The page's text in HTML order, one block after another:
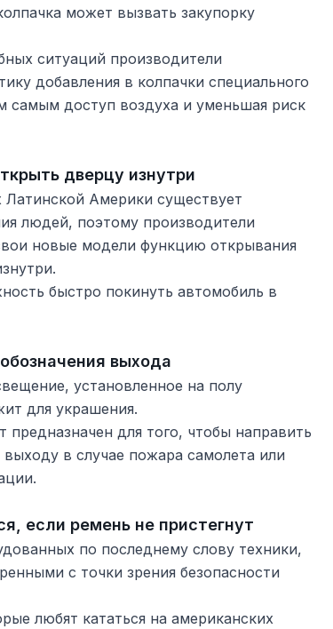
может вызвать закупорку
ситуаций производители
добавления в колпачки специального
самым доступ воздуха и уменьшая риск
дверцу изнутри
Америки существует
людей, поэтому производители
новые модели функцию открывания
быстро покинуть автомобиль в
выхода
установленное на полу
для украшения.
для того, чтобы направить
в случае пожара самолета или
если ремень не пристегнут
по последнему слову техники,
с точки зрения безопасности
любят кататься на американских